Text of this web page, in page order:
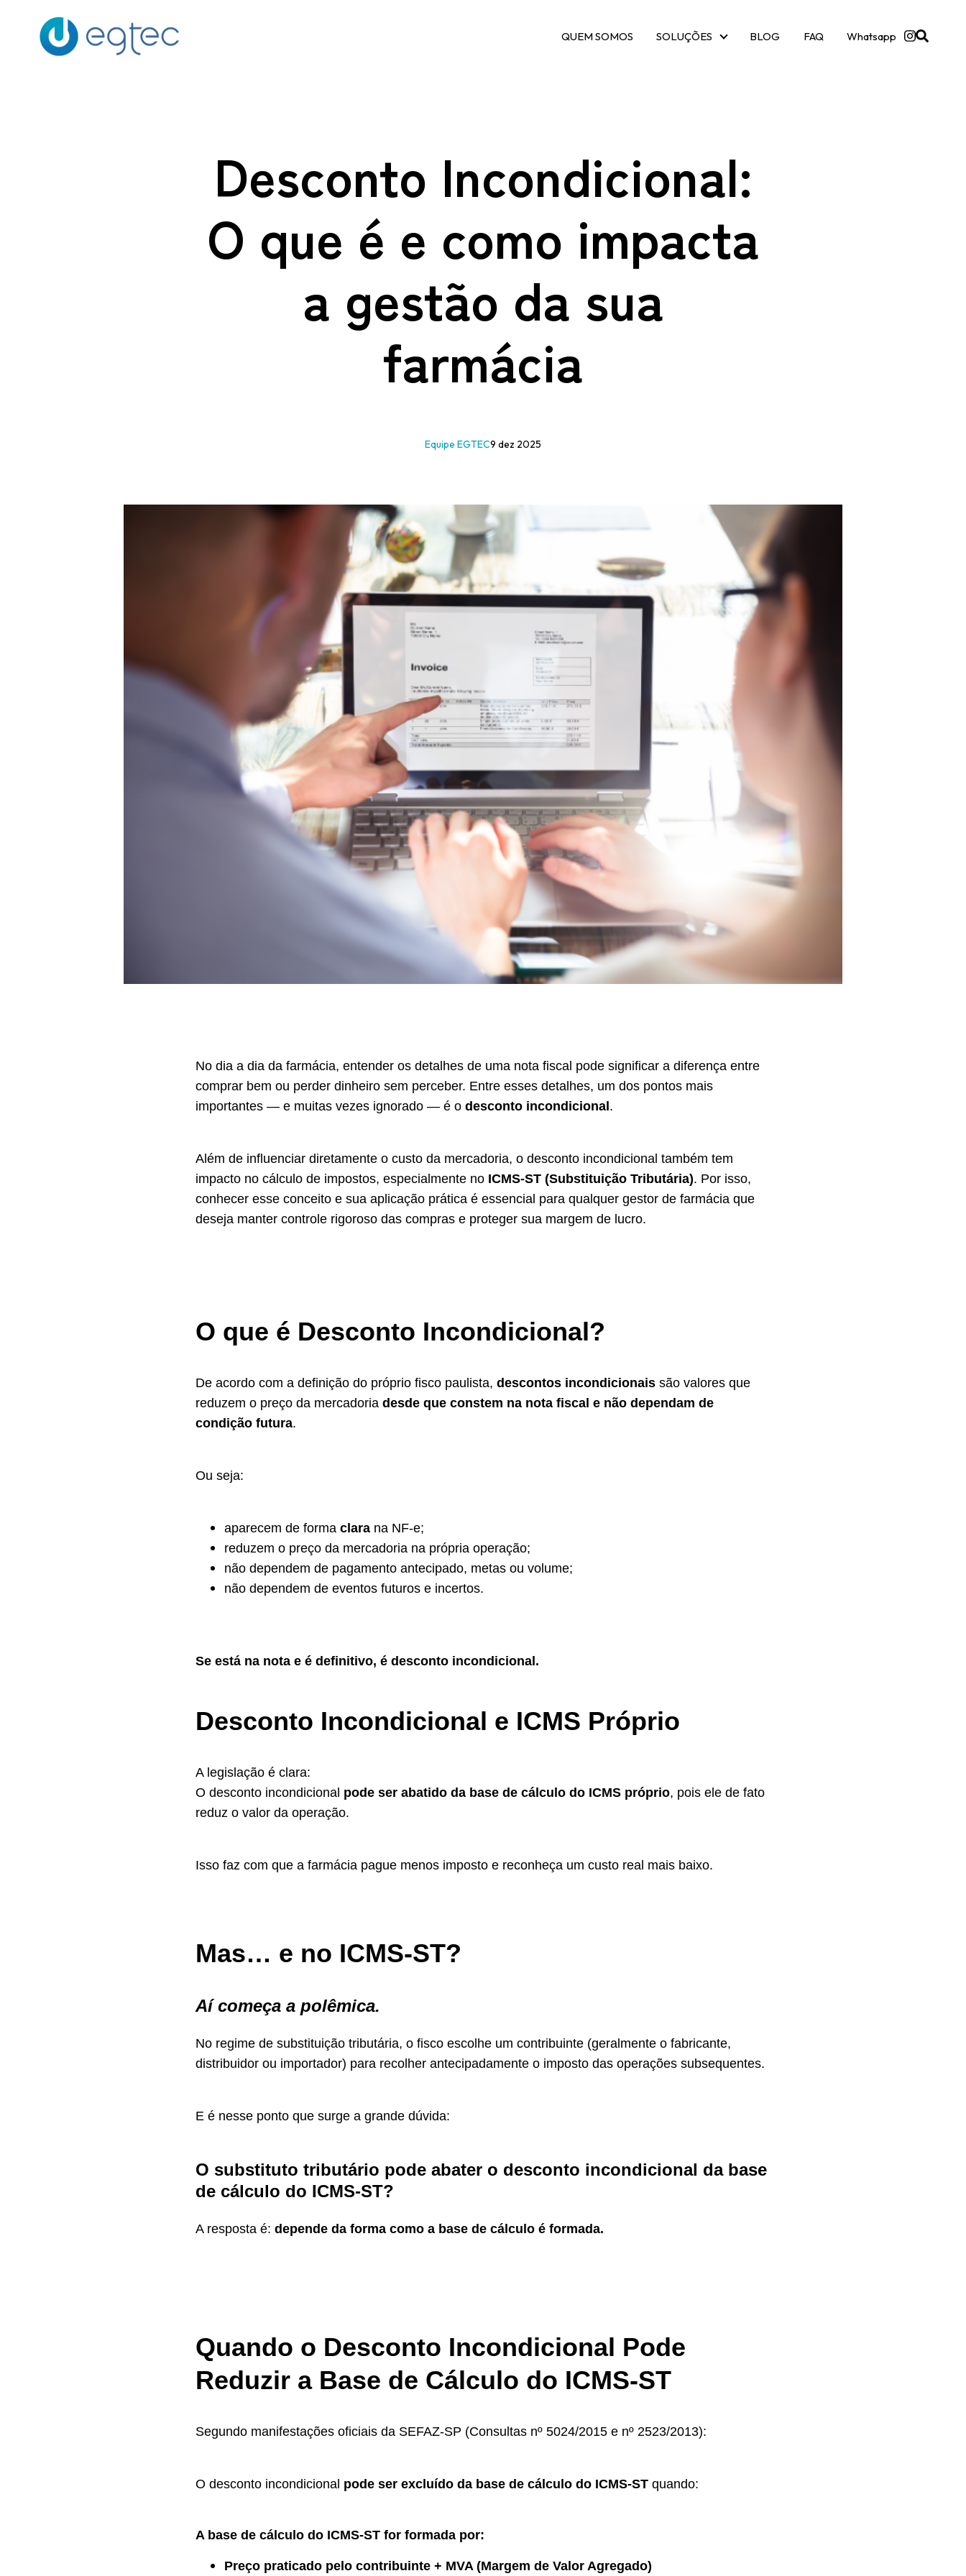
QUEM SOMOS SOLUÇÕES BLOG FAQ Whatsapp
Desconto Incondicional:
O que é e como impacta
a gestão da sua
farmácia
9 dez 2025
Equipe EGTEC
No dia a dia da farmácia, entender os detalhes de uma nota fiscal pode significar a diferença entre
comprar bem ou perder dinheiro sem perceber. Entre esses detalhes, um dos pontos mais
importantes — e muitas vezes ignorado — é o desconto incondicional.
Além de influenciar diretamente o custo da mercadoria, o desconto incondicional também tem
impacto no cálculo de impostos, especialmente no ICMS-ST (Substituição Tributária). Por isso,
conhecer esse conceito e sua aplicação prática é essencial para qualquer gestor de farmácia que
deseja manter controle rigoroso das compras e proteger sua margem de lucro.
O que é Desconto Incondicional?
De acordo com a definição do próprio fisco paulista, descontos incondicionais são valores que
reduzem o preço da mercadoria desde que constem na nota fiscal e não dependam de
condição futura.
Ou seja:
aparecem de forma clara na NF-e;
reduzem o preço da mercadoria na própria operação;
não dependem de pagamento antecipado, metas ou volume;
não dependem de eventos futuros e incertos.
Se está na nota e é definitivo, é desconto incondicional.
Desconto Incondicional e ICMS Próprio
A legislação é clara:
O desconto incondicional pode ser abatido da base de cálculo do ICMS próprio, pois ele de fato
reduz o valor da operação.
Isso faz com que a farmácia pague menos imposto e reconheça um custo real mais baixo.
Mas… e no ICMS-ST?
Aí começa a polêmica.
No regime de substituição tributária, o fisco escolhe um contribuinte (geralmente o fabricante,
distribuidor ou importador) para recolher antecipadamente o imposto das operações subsequentes.
E é nesse ponto que surge a grande dúvida:
O substituto tributário pode abater o desconto incondicional da base
de cálculo do ICMS-ST?
A resposta é: depende da forma como a base de cálculo é formada.
Quando o Desconto Incondicional Pode
Reduzir a Base de Cálculo do ICMS-ST
Segundo manifestações oficiais da SEFAZ-SP (Consultas nº 5024/2015 e nº 2523/2013):
O desconto incondicional pode ser excluído da base de cálculo do ICMS-ST quando:
A base de cálculo do ICMS-ST for formada por:
Preço praticado pelo contribuinte + MVA (Margem de Valor Agregado)